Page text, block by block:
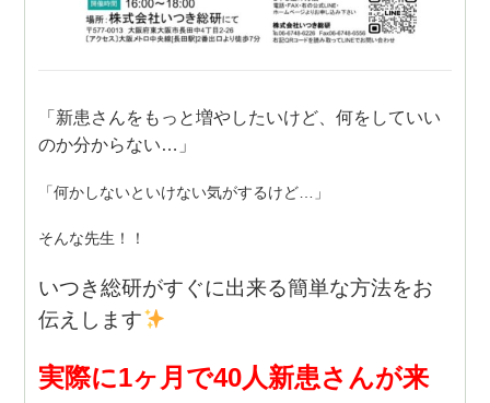
「新患さんをもっと増やしたいけど、何をしていい
のか分からない…」
「何かしないといけない気がするけど…」
そんな先生！！
いつき総研がすぐに出来る簡単な方法をお
伝えします
実際に1ヶ月で40人新患さんが来